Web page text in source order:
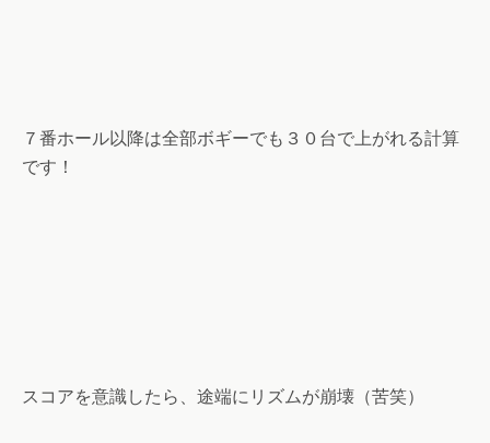
７番ホール以降は全部ボギーでも３０台で上がれる計算
です！
スコアを意識したら、途端にリズムが崩壊（苦笑）